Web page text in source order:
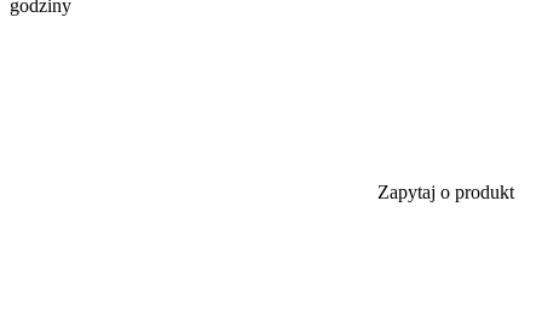
godziny
Zapytaj o produkt